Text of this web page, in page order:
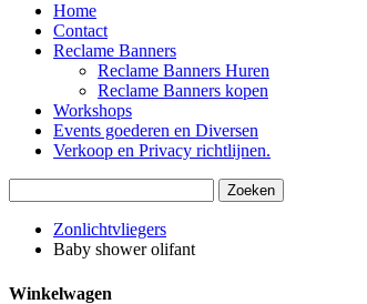
Home
Contact
Reclame Banners
Reclame Banners Huren
Reclame Banners kopen
Workshops
Events goederen en Diversen
Verkoop en Privacy richtlijnen.
Zonlichtvliegers
Baby shower olifant
Winkelwagen